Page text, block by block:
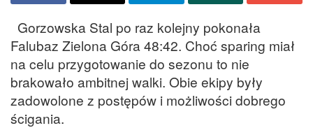
Gorzowska Stal po raz kolejny pokonała
Falubaz Zielona Góra 48:42. Choć sparing miał
na celu przygotowanie do sezonu to nie
brakowało ambitnej walki. Obie ekipy były
zadowolone z postępów i możliwości dobrego
ścigania.